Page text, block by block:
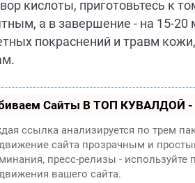
кислоты, приготовьтесь к
а в завершение - на 15-
покраснений и травм
Сайты В ТОП КУВАЛДОЙ -
ссылка анализируется по трем
сайта прозрачным и
пресс-релизы -
вашего сайта.